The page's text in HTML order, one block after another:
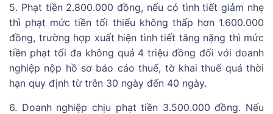
5. Phạt tiền 2.800.000 đồng, nếu có tình tiết giảm nhẹ
thì phạt mức tiền tối thiểu không thấp hơn 1.600.000
đồng, trường hợp xuất hiện tình tiết tăng nặng thì mức
tiền phạt tối đa không quá 4 triệu đồng đối với doanh
nghiệp nộp hồ sơ báo cáo thuế, tờ khai thuế quá thời
hạn quy định từ trên 30 ngày đến 40 ngày.
6. Doanh nghiệp chịu phạt tiền 3.500.000 đồng. Nếu